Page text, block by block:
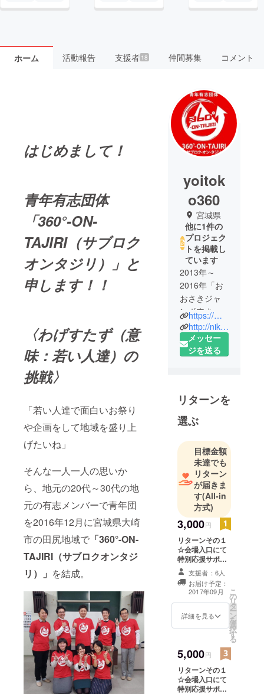
ホーム 活動報告 支援者 18 仲間募集 コメント
はじめまして！
青年有志団体
「360°-ON-
TAJIRI（サブロク
オンタジリ）」と
申します！！
〈わげすたず（意
味：若い人達）の
挑戦〉
「若い人達で面白いお祭り
や企画をして地域を盛り上
げたいね」
そんな一人一人の思いか
ら、地元の20代～30代の地
元の有志メンバーで青年団
を2016年12月に宮城県大崎
市の田尻地域で 「360°-ON-
TAJIRI（サブロクオンタジ
リ）」 を結成。
yoitok
o360
宮城県
他に1件の
プロジェク
トを掲載し
ています
2013年～
2016年「お
おさきジャ
ンボ肉まつ
りinたじり盛
り上げ隊」
2016年12月
隊」を
「360°‐ON‐
TAJIRI」と
して宮城県
大崎市田尻
地域を中心
に様々な活
動を行って
います！！
今後ともよ
ろしくお願
いしま
す！！
https://m.facebook.com/%E3%82%B5%E3%83%96%E3%83%AD%E3%82%AF%E3%82%AA%E3%83%B3%E3%82%BF%E3%82%B8%E3%83%AA-622673657757779/
http://niku-jumbo.com/
メッセー
ジを送る
リターンを
選ぶ
目標金額
未達でも
リターン
が届きま
す(All-in
方式)
3,000円
リターンその１
☆会場入口にて
特別応援サポー
ター様としてお
名前を掲示させ
て頂きます！ リ
ターンその２★
お祭り写真付き
Thanks mail☆
し付け下さい
支援者：6人
お届け予定：
2017年09月
詳細を見る
こ
の
リ
タ
ー
ン
を
選
択
す
る
5,000円
リターンその１
☆会場入口にて
特別応援サポー